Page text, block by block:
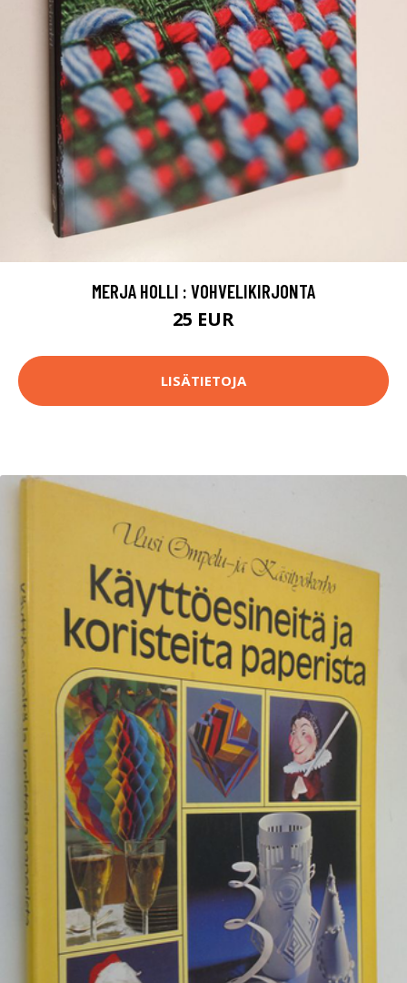
MERJA HOLLI : VOHVELIKIRJONTA
25 EUR
LISÄTIETOJA